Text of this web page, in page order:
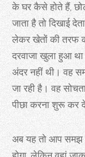
के घर कैसे होते हैं,
जाता है तो दिखाई
लेकर खेतों की तरफ
दरवाजा खुला हुआ
अंदर नहीं थी। वह
जा रही है। वह
पीछा करना शुरू कर
अब यह तो आप समझ